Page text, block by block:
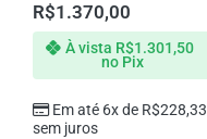
R$1.370,00
Em até 6x de R$228,33
sem juros
À vista R$1.301,50
no Pix